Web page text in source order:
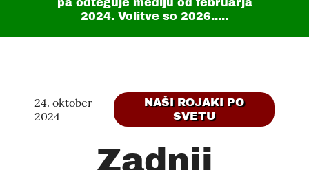
pa odteguje mediju od februarja
2024. Volitve so 2026.....
24. oktober
2024
NAŠI ROJAKI PO
SVETU
Zadnji